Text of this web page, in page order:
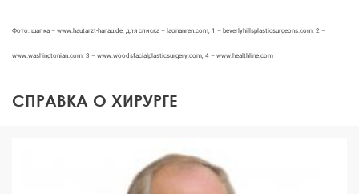
Фото: шапка – www.hautarzt-hanau.de, для списка – laonanren.com, 1 – beverlyhillsplasticsurgeons.com, 2 –
www.washingtonian.com, 3 – www.woodsfacialplasticsurgery.com, 4 – www.healthline.com
СПРАВКА О ХИРУРГЕ